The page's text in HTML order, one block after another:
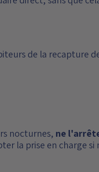
de la recapture
nocturnes, ne
la prise en charge si